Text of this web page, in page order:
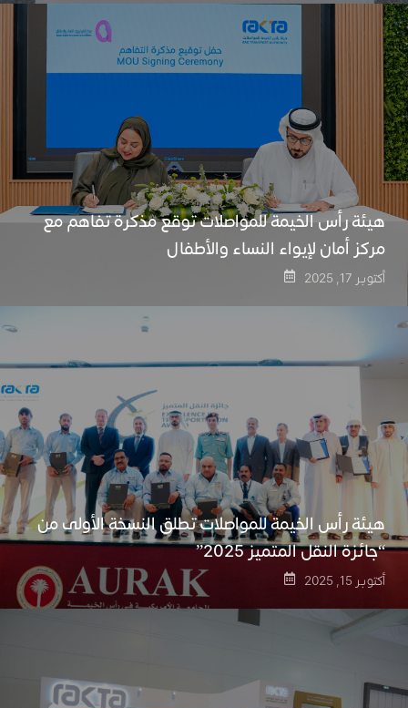
هيئة رأس الخيمة للمواصلات توقع مذكرة تفاهم مع
مركز أمان لإيواء النساء والأطفال
أكتوبر 17, 2025
هيئة رأس الخيمة للمواصلات تطلق النسخة الأولى من
“جائزة النقل المتميز 2025”
أكتوبر 15, 2025